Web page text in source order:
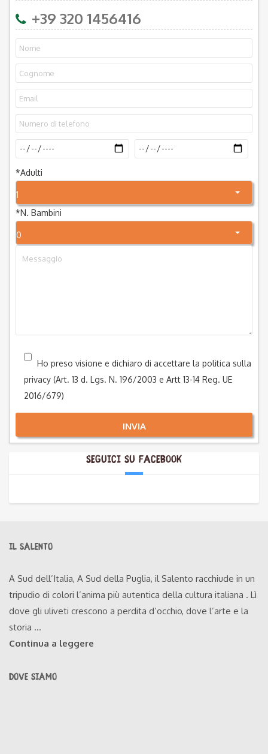
+39 320 1456416
*Adulti
1
*N. Bambini
0
Ho preso visione e dichiaro di accettare la politica sulla
privacy (Art. 13 d. Lgs. N. 196/2003 e Artt 13-14 Reg. UE
2016/679)
INVIA
Alternative:
Seguici su Facebook
IL SALENTO
A Sud dell’Italia, A Sud della Puglia, il Salento racchiude in un
tripudio di colori l’anima più autentica della cultura italiana . Lì
dove gli uliveti crescono a perdita d’occhio, dove l’arte e la
storia ...
Continua a leggere
DOVE SIAMO